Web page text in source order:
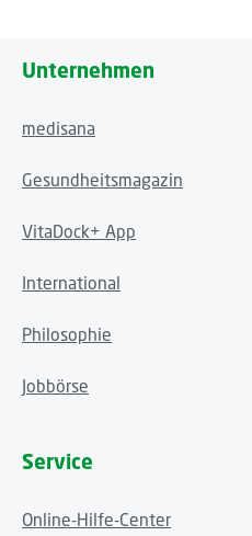
Unternehmen
medisana
Gesundheitsmagazin
VitaDock+ App
International
Philosophie
Jobbörse
Service
Online-Hilfe-Center